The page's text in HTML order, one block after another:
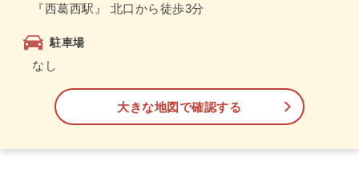
『西葛西駅』 北口から徒歩3分
駐車場
なし
大きな地図で確認する